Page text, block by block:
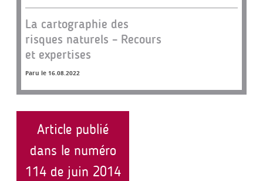
La cartographie des
risques naturels – Recours
et expertises
Paru le 16.08.2022
Article publié
dans le numéro
114 de juin 2014